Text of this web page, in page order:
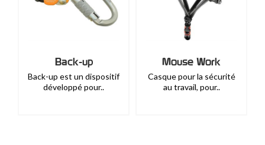
Back-up
Back-up est un dispositif
développé pour..
Mouse Work
Casque pour la sécurité
au travail, pour..